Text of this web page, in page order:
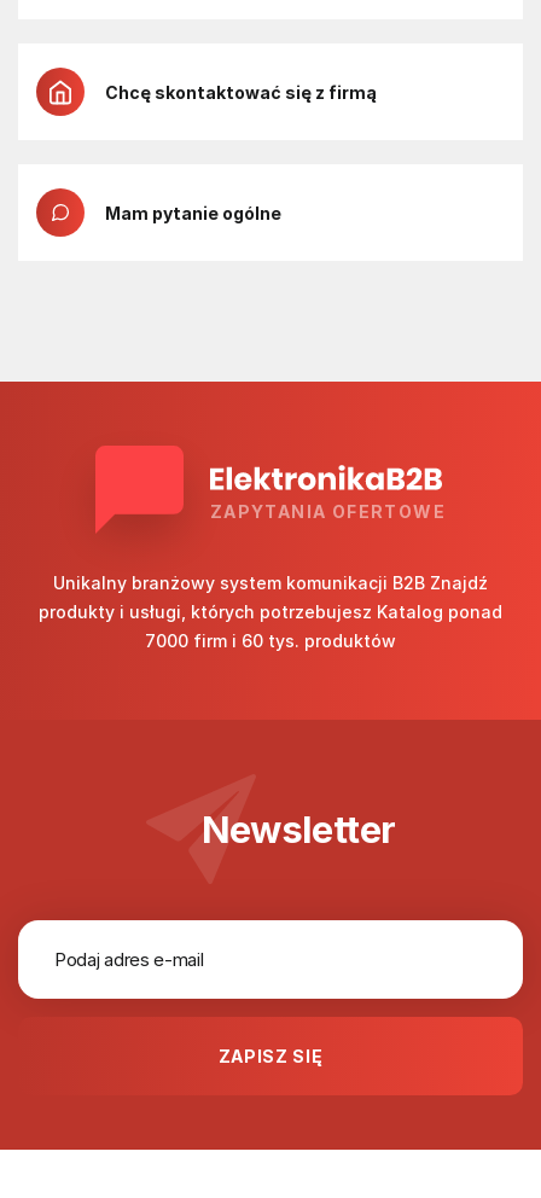
Chcę skontaktować się z firmą
Mam pytanie ogólne
ZAPYTANIA OFERTOWE
Unikalny branżowy system komunikacji B2B Znajdź
produkty i usługi, których potrzebujesz Katalog ponad
7000 firm i 60 tys. produktów
Newsletter